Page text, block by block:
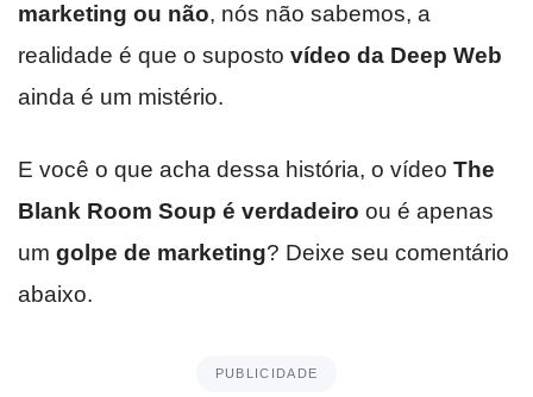
marketing ou não, nós não sabemos, a
realidade é que o suposto vídeo da Deep Web
ainda é um mistério.
E você o que acha dessa história, o vídeo The
Blank Room Soup é verdadeiro ou é apenas
um golpe de marketing? Deixe seu comentário
abaixo.
PUBLICIDADE